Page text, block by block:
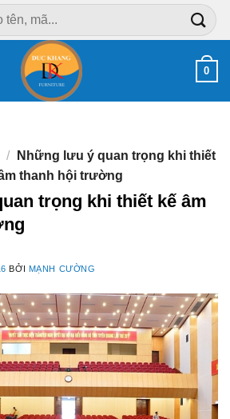
0
/
Những lưu ý quan trọng khi thiết
thanh hội trường
trọng khi thiết kế âm
BỞI MẠNH CƯỜNG